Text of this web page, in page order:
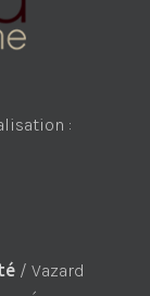
:
/ Vazard